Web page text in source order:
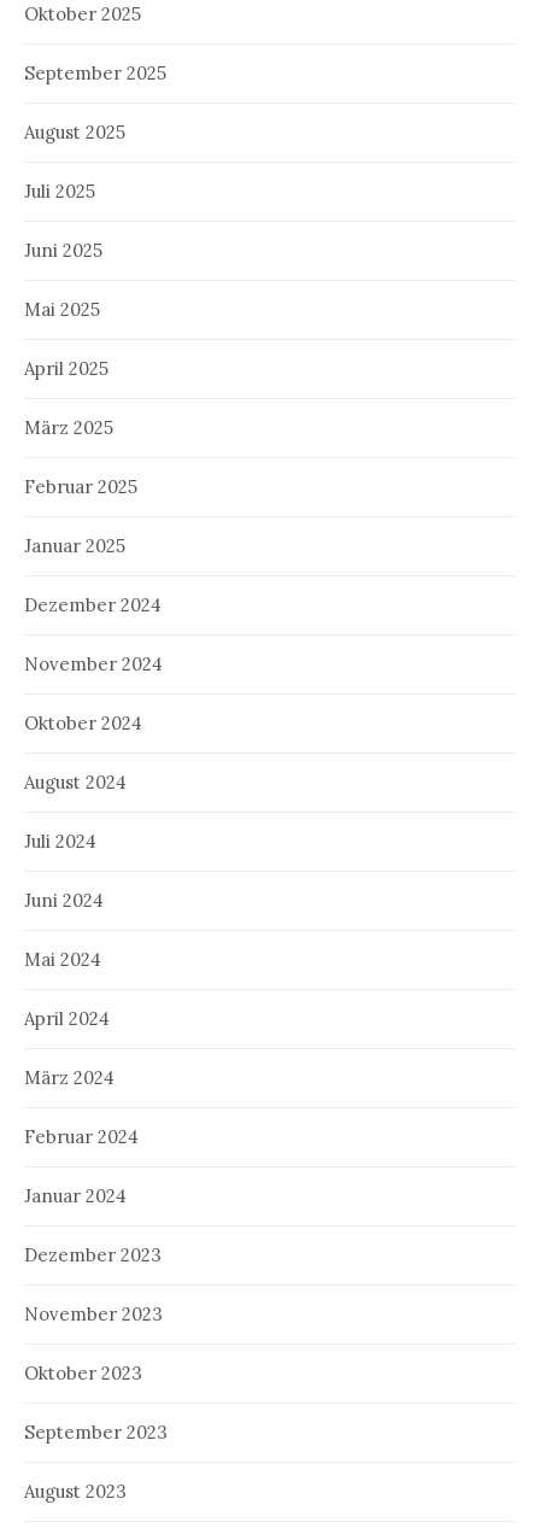
Oktober 2025
September 2025
August 2025
Juli 2025
Juni 2025
Mai 2025
April 2025
März 2025
Februar 2025
Januar 2025
Dezember 2024
November 2024
Oktober 2024
August 2024
Juli 2024
Juni 2024
Mai 2024
April 2024
März 2024
Februar 2024
Januar 2024
Dezember 2023
November 2023
Oktober 2023
September 2023
August 2023